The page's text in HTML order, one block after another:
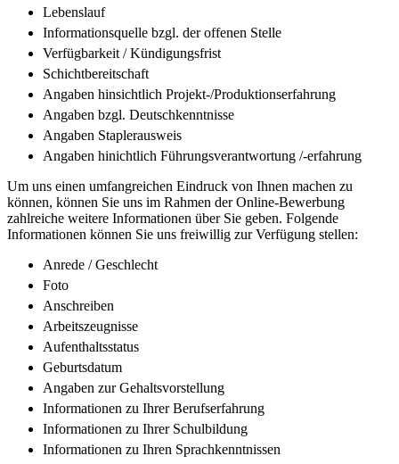
Lebenslauf
Informationsquelle bzgl. der offenen Stelle
Verfügbarkeit / Kündigungsfrist
Schichtbereitschaft
Angaben hinsichtlich Projekt-/Produktionserfahrung
Angaben bzgl. Deutschkenntnisse
Angaben Staplerausweis
Angaben hinichtlich Führungsverantwortung /-erfahrung
Um uns einen umfangreichen Eindruck von Ihnen machen zu
können, können Sie uns im Rahmen der Online-Bewerbung
zahlreiche weitere Informationen über Sie geben. Folgende
Informationen können Sie uns freiwillig zur Verfügung stellen:
Anrede / Geschlecht
Foto
Anschreiben
Arbeitszeugnisse
Aufenthaltsstatus
Geburtsdatum
Angaben zur Gehaltsvorstellung
Informationen zu Ihrer Berufserfahrung
Informationen zu Ihrer Schulbildung
Informationen zu Ihren Sprachkenntnissen